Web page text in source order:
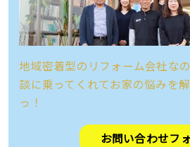
地域密着型のリフォーム会社な
談に乗ってくれてお家の悩みを
っ！
お問い合わせフ